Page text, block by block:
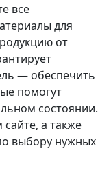
все
для
от
— обеспечить
помогут
состоянии.
а также
выбору нужных